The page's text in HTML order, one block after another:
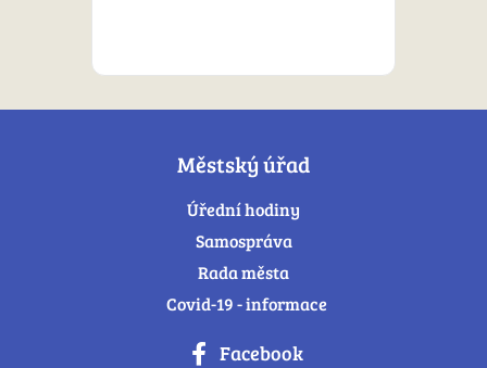
Městský úřad
Úřední hodiny
Samospráva
Rada města
Covid-19 - informace
Facebook